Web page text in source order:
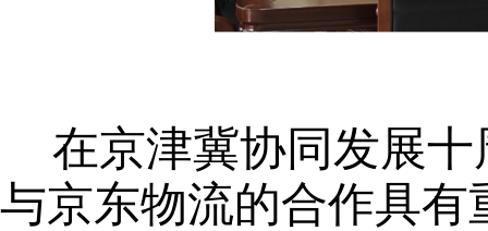
在京津冀协同发展
与京东物流的合作具